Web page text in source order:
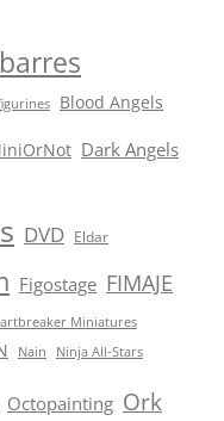
Blood Angels
Dark Angels
DVD Eldar
Figostage FIMAJE
Miniatures
Nain Ninja All-Stars
Octopainting Ork